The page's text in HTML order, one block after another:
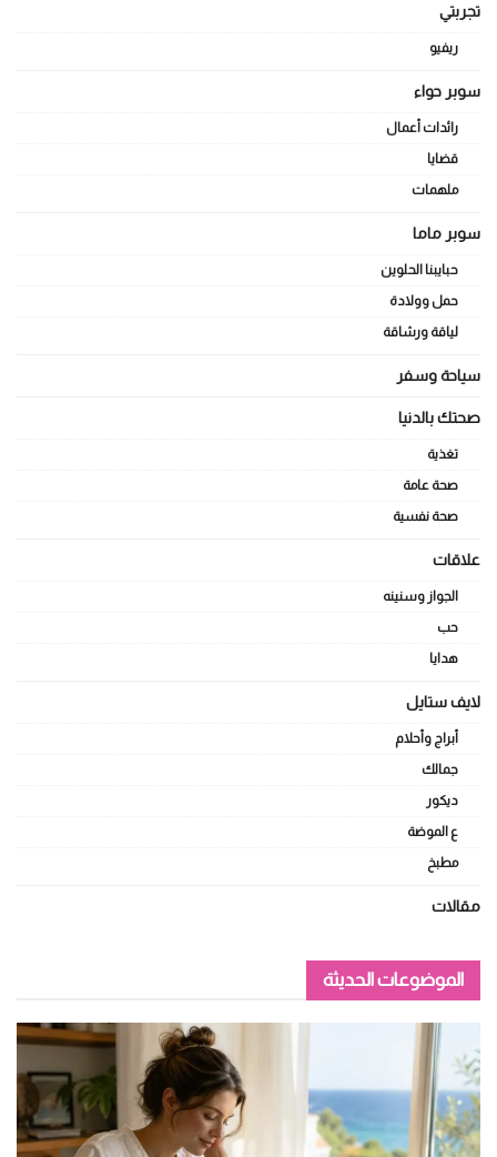
تجربتي
ريفيو
سوبر حواء
رائدات أعمال
قضايا
ملهمات
سوبر ماما
حبايبنا الحلوين
حمل وولادة
لياقة ورشاقة
سياحة وسفر
صحتك بالدنيا
تغذية
صحة عامة
صحة نفسية
علاقات
الجواز وسنينه
حب
هدايا
لايف ستايل
أبراج وأحلام
جمالك
ديكور
ع الموضة
مطبخ
مقالات
الموضوعات الحديثة